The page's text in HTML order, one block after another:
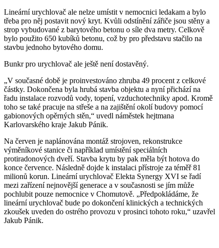
Lineární urychlovač ale nelze umístit v nemocnici ledakam a bylo
třeba pro něj postavit nový kryt. Kvůli odstínění zářiče jsou stěny a
strop vybudované z barytového betonu o síle dva metry. Celkově
bylo použito 650 kubíků betonu, což by pro představu stačilo na
stavbu jednoho bytového domu.
Bunkr pro urychlovač ale ještě není dostavěný.
„V současné době je proinvestováno zhruba 49 procent z celkové
částky. Dokončena byla hrubá stavba objektu a nyní přichází na
řadu instalace rozvodů vody, topení, vzduchotechniky apod. Kromě
toho se také pracuje na střeše a na zajištění okolí budovy pomocí
gabionových opěrných stěn,“ uvedl náměstek hejtmana
Karlovarského kraje Jakub Pánik.
Na červen je naplánována montáž strojoven, rekonstrukce
výměníkové stanice či například umístění speciálních
protiradonových dveří. Stavba krytu by pak měla být hotova do
konce července. Následně dojde k instalaci přístroje za téměř 81
milionů korun. Lineární urychlovač Elekta Synergy XVI se řadí
mezi zařízení nejnovější generace a v současnosti se jím může
pochlubit pouze nemocnice v Chomutově. „Předpokládáme, že
lineární urychlovač bude po dokončení klinických a technických
zkoušek uveden do ostrého provozu v prosinci tohoto roku,“ uzavřel
Jakub Pánik.